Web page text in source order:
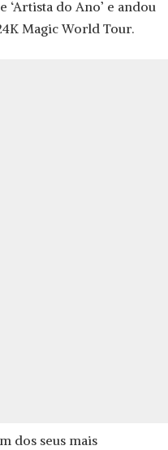
do Ano’ e andou
Magic World Tour.
dos seus mais